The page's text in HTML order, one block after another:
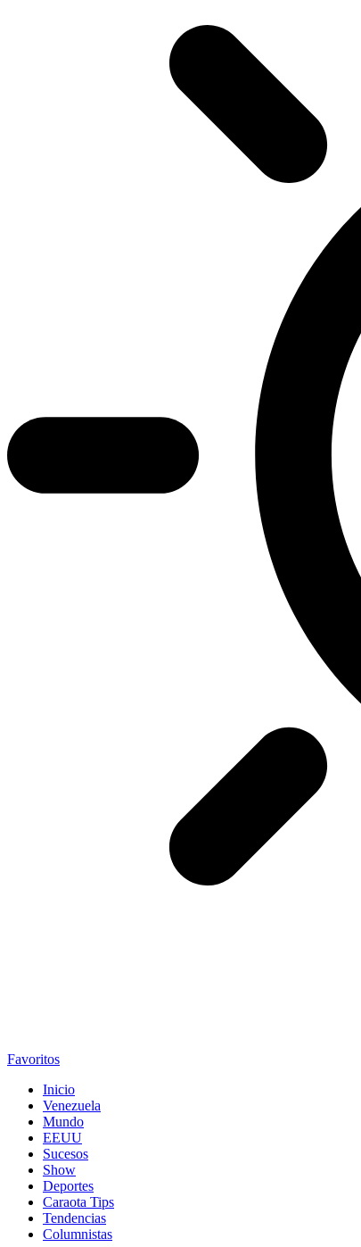
Favoritos
Inicio
Venezuela
Mundo
EEUU
Sucesos
Show
Deportes
Caraota Tips
Tendencias
Columnistas